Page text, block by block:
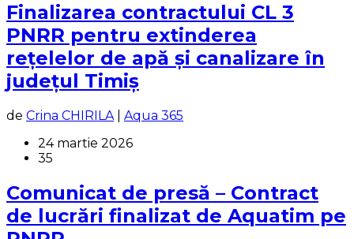
Finalizarea contractului CL 3
PNRR pentru extinderea
rețelelor de apă și canalizare în
județul Timiș
de Crina CHIRILA| Aqua 365
24 martie 2026
35
Comunicat de presă – Contract
de lucrări finalizat de Aquatim pe